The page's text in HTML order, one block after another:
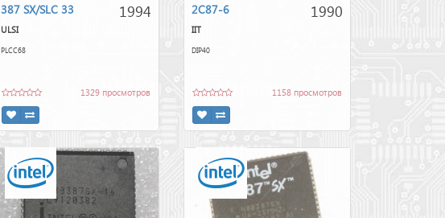
1994
387 SX/SLC 33
ULSI
PLCC68
1329 просмотров
1990
2C87-6
IIT
DIP40
1158 просмотров